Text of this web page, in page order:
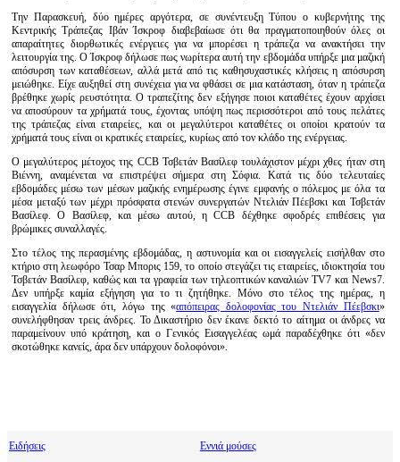
Την Παρασκευή, δύο ημέρες αργότερα, σε συνέντευξη Τύπου ο κυβερνήτης της
Κεντρικής Τράπεζας Ιβάν Ίσκροφ διαβεβαίωσε ότι θα πραγματοποιηθούν όλες οι
απαραίτητες διορθωτικές ενέργειες για να μπορέσει η τράπεζα να ανακτήσει την
λειτουργία της. Ο Ίσκροφ δήλωσε πως νωρίτερα αυτή την εβδομάδα υπήρξε μια μαζική
απόσυρση των καταθέσεων, αλλά μετά από τις καθησυχαστικές κλήσεις η απόσυρση
μειώθηκε. Είχε αυξηθεί στη συνέχεια για να φθάσει σε μια κατάσταση, όταν η τράπεζα
βρέθηκε χωρίς ρευστότητα. Ο τραπεζίτης δεν εξήγησε ποιοι καταθέτες έχουν αρχίσει
να αποσύρουν τα χρήματά τους, έχοντας υπόψη πως περισσότεροι από τους πελάτες
της τράπεζας είναι εταιρείες, και οι μεγαλύτεροι καταθέτες οι οποίοι κρατούν τα
χρήματά τους είναι οι κρατικές εταιρείες, κυρίως από τον κλάδο της ενέργειας.
Ο μεγαλύτερος μέτοχος της CCB Τσβετάν Βασίλεφ τουλάχιστον μέχρι χθες ήταν στη
Βιέννη, αναμένεται να επιστρέψει σήμερα στη Σόφια. Κατά τις δύο τελευταίες
εβδομάδες μέσω των μέσων μαζικής ενημέρωσης έγινε εμφανής ο πόλεμος με όλα τα
μέσα μεταξύ των μέχρι πρόσφατα στενών συνεργατών Ντελιάν Πέεβσκι και Τσβετάν
Βασίλεφ. Ο Βασίλεφ, και μέσω αυτού, η CCB δέχθηκε σφοδρές επιθέσεις για
βρώμικες συναλλαγές.
Στο τέλος της περασμένης εβδομάδας, η αστυνομία και οι εισαγγελείς εισήλθαν στο
κτήριο στη λεωφόρο Τσαρ Μπορις 159, το οποίο στεγάζει τις εταιρείες, ιδιοκτησία του
Τσβετάν Βασίλεφ, καθώς και τα γραφεία των τηλεοπτικών καναλιών TV7 και News7.
Δεν υπήρξε καμία εξήγηση για το τι ζητήθηκε. Μόνο στο τέλος της ημέρας, η
εισαγγελία δήλωσε ότι, λόγω της «απόπειρας δολοφονίας του Ντελιάν Πέεβσκι»
συνελήφθησαν τρεις άνδρες. Το Δικαστήριο δεν έκανε δεκτό το αίτημα οι άνδρες να
παραμείνουν υπό κράτηση, και ο Γενικός Εισαγγελέας ωμά παραδέχθηκε ότι «δεν
σκοτώθηκε κανείς, άρα δεν υπάρχουν δολοφόνοι».
Ειδήσεις
Εννιά μούσες